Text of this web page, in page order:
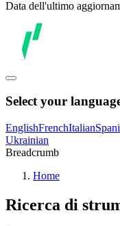
Data dell'ultimo
Select your
EnglishFrenchItalian
Ukrainian
Breadcrumb
Home
Ricerca di